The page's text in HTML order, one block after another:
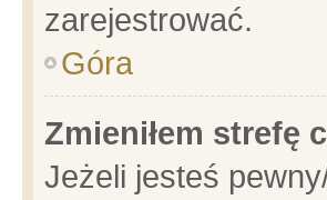
zarejestrować.
Góra
Zmieniłem strefę
Jeżeli jesteś